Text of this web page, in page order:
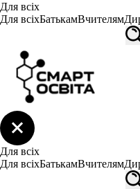
Для всіх
Для всіхБатькамВчителям
Для всіх
Для всіхБатькамВчителям